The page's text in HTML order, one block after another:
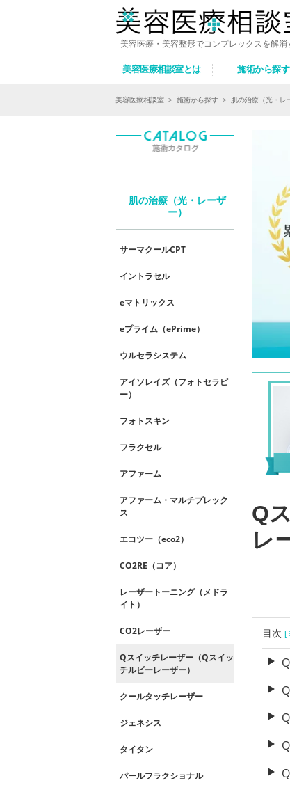
美容医療・美容整形でコンプレックスを解消
美容医療相談室とは 施術から探す
美容医療相談室 > 施術から探す > 肌の治療（光・レ
Q
レ
目次 [
肌の治療（光・レーザ
ー）
サーマクールCPT
イントラセル
eマトリックス
eプライム（ePrime）
ウルセラシステム
アイソレイズ（フォトセラピ
ー）
フォトスキン
フラクセル
アファーム
アファーム・マルチプレック
ス
エコツー（eco2）
CO2RE（コア）
レーザートーニング（メドラ
イト）
CO2レーザー
Qスイッチレーザー（Qスイッ
チルビーレーザー）
クールタッチレーザー
ジェネシス
タイタン
パールフラクショナル